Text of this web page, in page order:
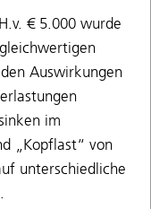
€ 5.000 wurde
Auswirkungen
im
„Kopflast“ von
unterschiedliche